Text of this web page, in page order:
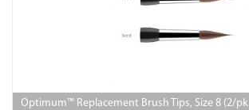
Optimum™ Replacement Brush Tips, Size 8 (2/pk